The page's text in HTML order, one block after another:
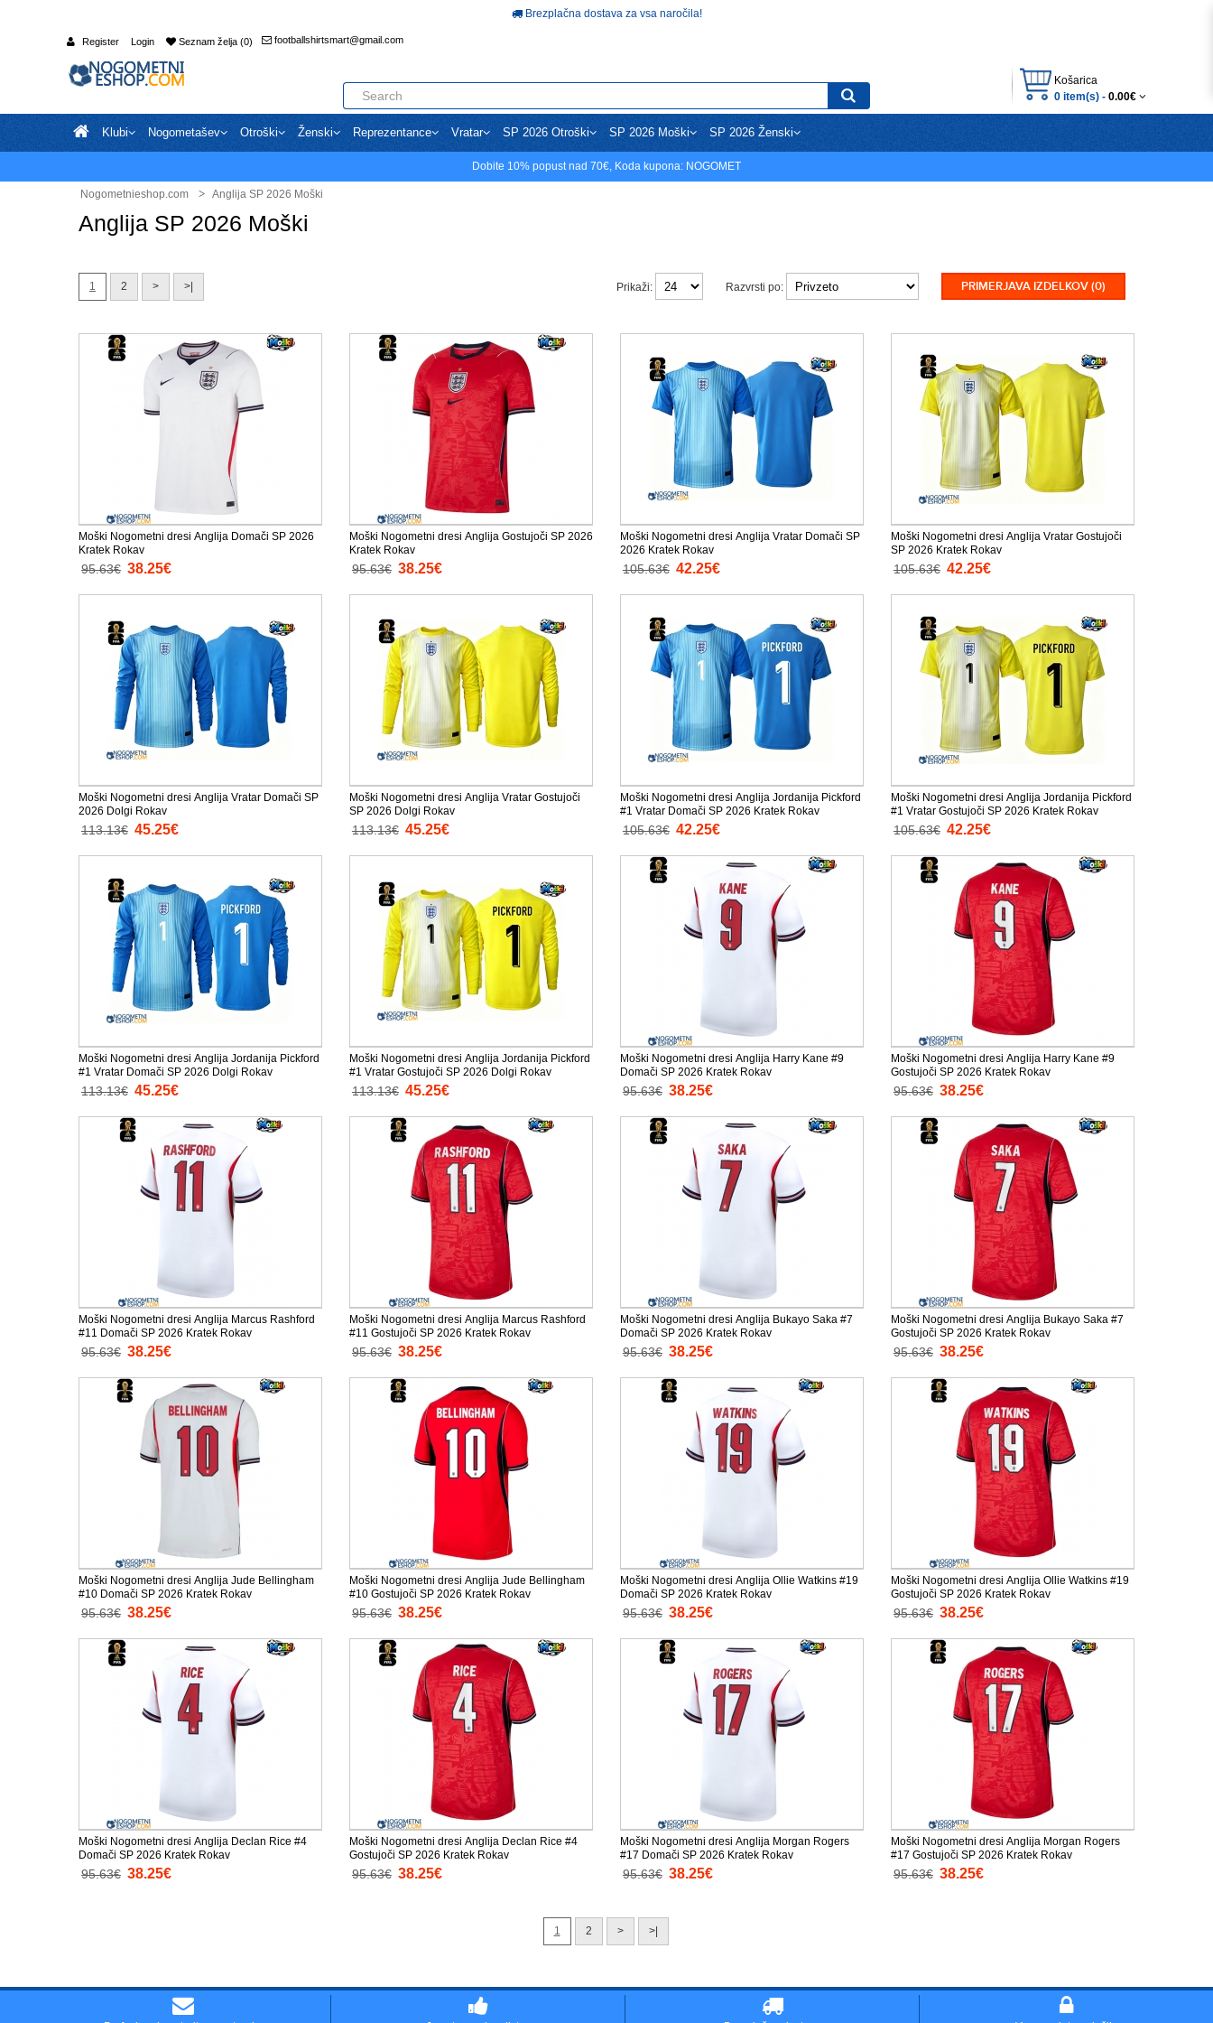
Brezplačna dostava za vsa naročila!
Register Login Seznam želja (0) footballshirtsmart@gmail.com
Košarica
0 item(s) - 0.00€
Klubi Nogometašev Otroški Ženski Reprezentance Vratar SP 2026 Otroški SP 2026 Moški SP 2026 Ženski
Dobite 10% popust nad 70€, Koda kupona: NOGOMET
Nogometnieshop.com Anglija SP 2026 Moški
Anglija SP 2026 Moški
1 2 > >| PRIMERJAVA IZDELKOV (0)
Razvrsti po:
Prikaži:
Moški Nogometni dresi Anglija Domači SP 2026
Kratek Rokav
95.63€ 38.25€
Moški Nogometni dresi Anglija Gostujoči SP 2026
Kratek Rokav
95.63€ 38.25€
Moški Nogometni dresi Anglija Vratar Domači SP
2026 Kratek Rokav
105.63€ 42.25€
Moški Nogometni dresi Anglija Vratar Gostujoči
SP 2026 Kratek Rokav
105.63€ 42.25€
Moški Nogometni dresi Anglija Vratar Domači SP
2026 Dolgi Rokav
113.13€ 45.25€
Moški Nogometni dresi Anglija Vratar Gostujoči
SP 2026 Dolgi Rokav
113.13€ 45.25€
Moški Nogometni dresi Anglija Jordanija Pickford
#1 Vratar Domači SP 2026 Kratek Rokav
105.63€ 42.25€
Moški Nogometni dresi Anglija Jordanija Pickford
#1 Vratar Gostujoči SP 2026 Kratek Rokav
105.63€ 42.25€
Moški Nogometni dresi Anglija Jordanija Pickford
#1 Vratar Domači SP 2026 Dolgi Rokav
113.13€ 45.25€
Moški Nogometni dresi Anglija Jordanija Pickford
#1 Vratar Gostujoči SP 2026 Dolgi Rokav
113.13€ 45.25€
Moški Nogometni dresi Anglija Harry Kane #9
Domači SP 2026 Kratek Rokav
95.63€ 38.25€
Moški Nogometni dresi Anglija Harry Kane #9
Gostujoči SP 2026 Kratek Rokav
95.63€ 38.25€
Moški Nogometni dresi Anglija Marcus Rashford
#11 Domači SP 2026 Kratek Rokav
95.63€ 38.25€
Moški Nogometni dresi Anglija Marcus Rashford
#11 Gostujoči SP 2026 Kratek Rokav
95.63€ 38.25€
Moški Nogometni dresi Anglija Bukayo Saka #7
Domači SP 2026 Kratek Rokav
95.63€ 38.25€
Moški Nogometni dresi Anglija Bukayo Saka #7
Gostujoči SP 2026 Kratek Rokav
95.63€ 38.25€
Moški Nogometni dresi Anglija Jude Bellingham
#10 Domači SP 2026 Kratek Rokav
95.63€ 38.25€
Moški Nogometni dresi Anglija Jude Bellingham
#10 Gostujoči SP 2026 Kratek Rokav
95.63€ 38.25€
Moški Nogometni dresi Anglija Ollie Watkins #19
Domači SP 2026 Kratek Rokav
95.63€ 38.25€
Moški Nogometni dresi Anglija Ollie Watkins #19
Gostujoči SP 2026 Kratek Rokav
95.63€ 38.25€
Moški Nogometni dresi Anglija Declan Rice #4
Domači SP 2026 Kratek Rokav
95.63€ 38.25€
Moški Nogometni dresi Anglija Declan Rice #4
Gostujoči SP 2026 Kratek Rokav
95.63€ 38.25€
Moški Nogometni dresi Anglija Morgan Rogers
#17 Domači SP 2026 Kratek Rokav
95.63€ 38.25€
Moški Nogometni dresi Anglija Morgan Rogers
#17 Gostujoči SP 2026 Kratek Rokav
95.63€ 38.25€
1 2 > >|